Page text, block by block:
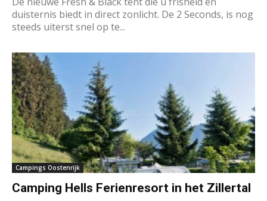
duisternis biedt in direct zonlicht. De 2 Seconds, is nog
steeds uiterst snel op te...
Campings Oostenrijk
Camping Hells Ferienresort in het Zillertal